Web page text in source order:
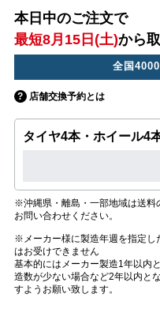
本日中のご注文で
最短8月15日(土)から
全国
店舗交換予約とは
タイヤ4本・ホイール4
※沖縄県・離島・一部地域は送料
お問い合わせください。
※メーカー様に製造年週を指定し
はお受けできません
基本的にはメーカー製造1年以内
造数が少ない場合など2年以内と
すようお願い致します。